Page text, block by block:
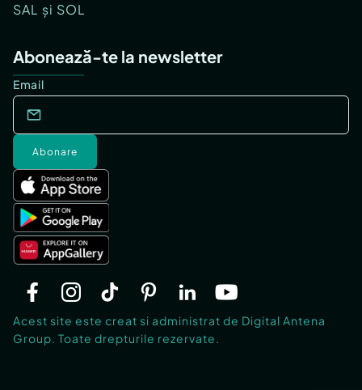
SAL și SOL
Abonează-te la newsletter
Email
Abonare
Acest site este creat si administrat de Digital Antena
Group. Toate drepturile rezervate.